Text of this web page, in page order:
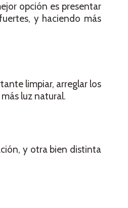
opción es presentar
y haciendo más
limpiar, arreglar los
luz natural.
y otra bien distinta